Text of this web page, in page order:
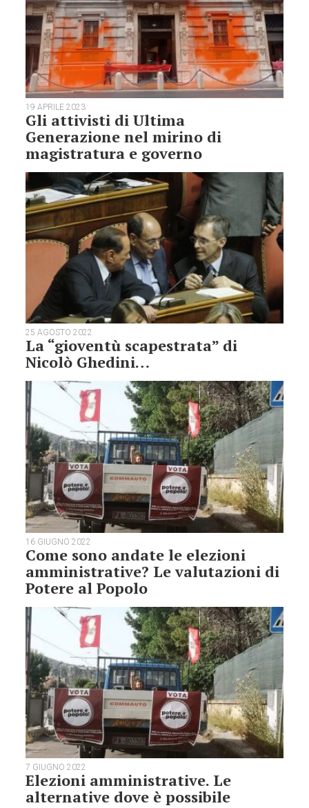
19 APRILE 2023
Gli attivisti di Ultima
Generazione nel mirino di
magistratura e governo
25 AGOSTO 2022
La “gioventù scapestrata” di
Nicolò Ghedini…
16 GIUGNO 2022
Come sono andate le elezioni
amministrative? Le valutazioni di
Potere al Popolo
7 GIUGNO 2022
Elezioni amministrative. Le
alternative dove è possibile